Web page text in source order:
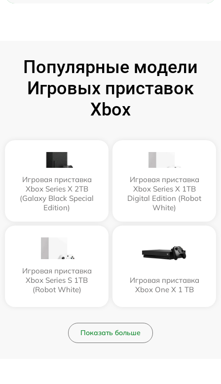
Популярные модели
Игровых приставок
Xbox
Игровая приставка
Xbox Series X 2TB
(Galaxy Black Special
Edition)
Игровая приставка
Xbox Series X 1TB
Digital Edition (Robot
White)
Игровая приставка
Xbox Series S 1TB
(Robot White)
Игровая приставка
Xbox One X 1 TB
Показать больше